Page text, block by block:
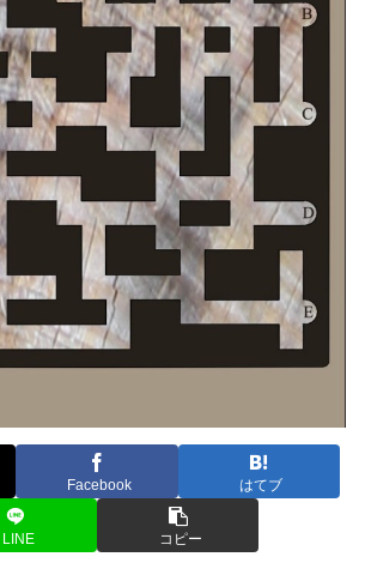
Facebook はてブ
LINE コピー